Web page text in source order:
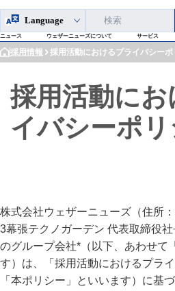
Language
ニュース ウェザーニューズについて サービス
採用情報 採用活動におけるプライバシーポ
採用活動にお
イバシーポ
株式会社ウェザーニューズ（住所
3幕張テクノガーデン 代表取締役
のグループ会社*（以下、あわせて
す）は、「採用活動におけるプラ
「本ポリシー」といいます）に基